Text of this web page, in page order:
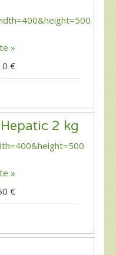
»
€
2 kg
»
€